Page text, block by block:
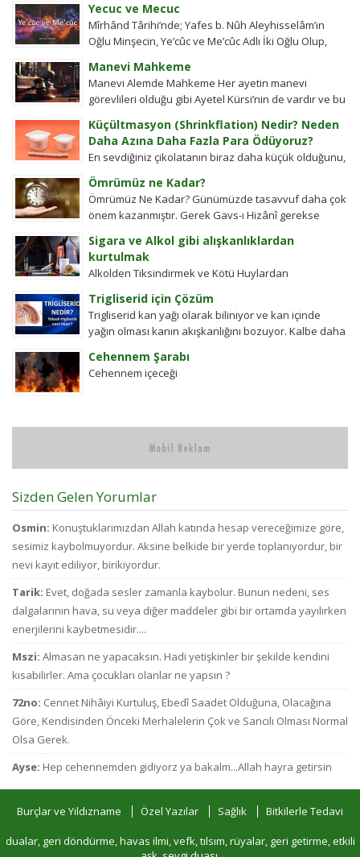
Yecuc ve Mecuc
Mîrhând Târihi’nde; Yafes b. Nûh Aleyhisselâm’ın
Oğlu Minşecin, Ye’cûc ve Me’cûc Adlı İki Oğlu Olup,
Manevi Mahkeme
Manevi Alemde Mahkeme Her ayetin manevi
görevlileri olduğu gibi Ayetel Kürsi’nin de vardır ve bu
Küçültmasyon (Shrinkflation) Nedir? Neden
Daha Azına Daha Fazla Para Ödüyoruz?
En sevdiğiniz çikolatanın biraz daha küçük olduğunu,
aynı büyüklükteki pakette daha az bisküvi
bulunduğunu veya cips torbalarının daha fazla
hava...
Ömrümüz ne Kadar?
Ömrümüz Ne Kadar? Günümüzde tasavvuf daha çok
önem kazanmıştır. Gerek Gavs-ı Hizânî gerekse
değildi....
Sigara ve Alkol gibi alışkanlıklardan
kurtulmak
Alkolden Tiksindirmek ve Kötü Huylardan
Huylardan Vazgecirmek icin Okumak için belli bir
zamanı yok...
Trigliserid için Çözüm
Trigliserid kan yağı olarak biliniyor ve kan içinde
yağın olması kanın akışkanlığını bozuyor. Kalbe daha
Cehennem Şarabı
Cehennem içeceği
Sizden Gelen Yorumlar
Osmin: Konuştuklarımızdan Allah katında hesap vereceğimize göre,
sesimiz kaybolmuyordur. Aksine belkide bir yerde toplanıyordur, bir
nevi kayıt ediliyor, birikiyordur.
Tarik: Evet, doğada sesler zamanla kaybolur. Bunun nedeni, ses
dalgalarının hava, su veya diğer maddeler gibi bir ortamda yayılırken
enerjilerini kaybetmesidir....
Mszi: Almasan ne yapacaksın. Hadi yetişkinler bir şekilde kendini
kısabilirler. Ama çocukları olanlar ne yapsın ?
72no: Cennet Nihâiyi Kurtuluş, Ebedî Saadet Olduğuna, Olacağına
Göre, Kendisinden Önceki Merhalelerin Çok ve Sancılı Olması Normal
Olsa Gerek.
Ayse: Hep cehennemden gidiyorz ya bakalm...Allah hayra getirsin
Burçlar ve Yıldızname Özel Yazılar Sağlık Bitkilerle Tedavi
dualar, geri döndürme, havas ilmi, vefk, tılsım, rüyalar, geri getirme, etkili